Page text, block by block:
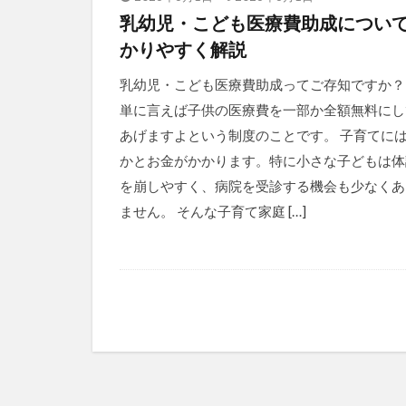
乳幼児・こども医療費助成につい
かりやすく解説
乳幼児・こども医療費助成ってご存知ですか
単に言えば子供の医療費を一部か全額無料に
あげますよという制度のことです。 子育てに
かとお金がかかります。特に小さな子どもは
を崩しやすく、病院を受診する機会も少なくあ
ません。 そんな子育て家庭 […]